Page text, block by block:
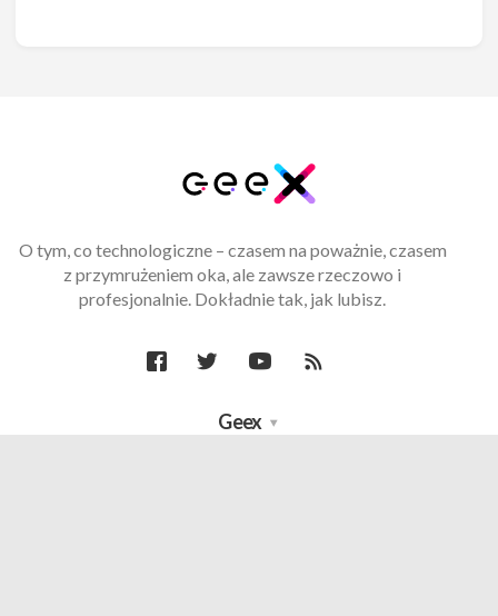
O tym, co technologiczne – czasem na poważnie, czasem
z przymrużeniem oka, ale zawsze rzeczowo i
profesjonalnie. Dokładnie tak, jak lubisz.
Geex